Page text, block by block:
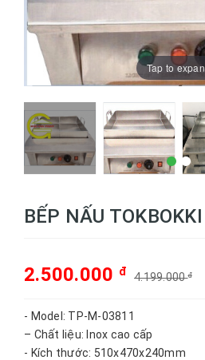
Tap to
BẾP NẤU TOKBOKKI
2.500.000 đ 4.199.000đ
- Model: TP-M-03811
– Chất liệu: Inox cao cấp
- Kích thước: 510x470x240mm